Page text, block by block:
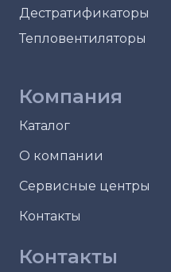
Дестратификаторы
Тепловентиляторы
Компания
Каталог
О компании
Сервисные центры
Контакты
Контакты